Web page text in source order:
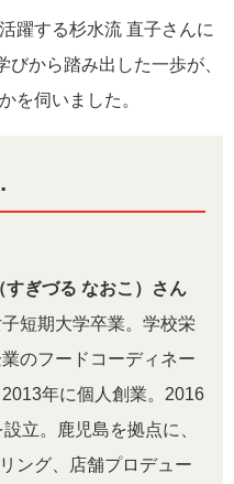
躍する杉水流 直子さんに
から踏み出した一歩が、
を伺いました。
すぎづる なおこ）さん
短期大学卒業。学校栄
のフードコーディネー
年に個人創業。2016
立。鹿児島を拠点に、
ング、店舗プロデュー